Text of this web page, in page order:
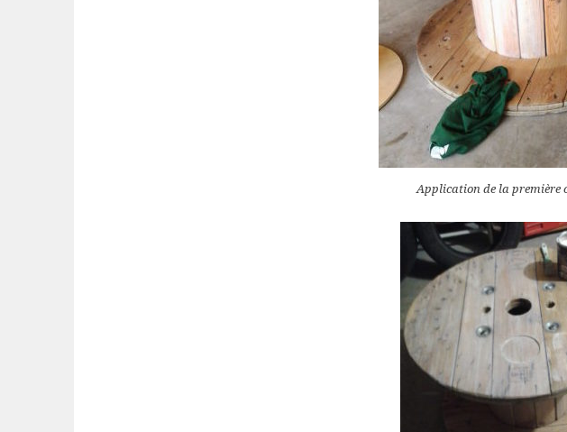
Application de la première